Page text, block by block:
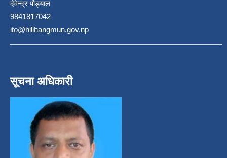
देवेन्द्र पौड्याल
9841817042
ito@hilihangmun.gov.np
सूचना अधिकारी